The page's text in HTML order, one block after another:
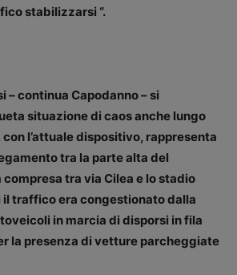
stabilizzarsi “.
continua Capodanno – si
situazione di caos anche lungo
l’attuale dispositivo, rappresenta
tra la parte alta del
tra via Cilea e lo stadio
il traffico era congestionato dalla
in marcia di disporsi in fila
la presenza di vetture parcheggiate